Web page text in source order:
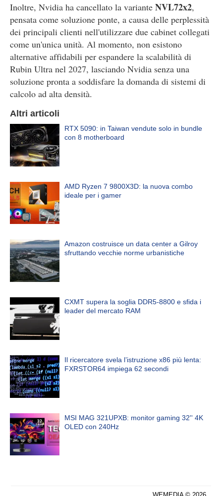
Inoltre, Nvidia ha cancellato la variante NVL72x2,
pensata come soluzione ponte, a causa delle perplessità
dei principali clienti nell'utilizzare due cabinet collegati
come un'unica unità. Al momento, non esistono
alternative affidabili per espandere la scalabilità di
Rubin Ultra nel 2027, lasciando Nvidia senza una
soluzione pronta a soddisfare la domanda di sistemi di
calcolo ad alta densità.
Altri articoli
RTX 5090: in Taiwan vendute solo in bundle
con 8 motherboard
AMD Ryzen 7 9800X3D: la nuova combo
ideale per i gamer
Amazon costruisce un data center a Gilroy
sfruttando vecchie norme urbanistiche
CXMT supera la soglia DDR5-8800 e sfida i
leader del mercato RAM
Il ricercatore svela l’istruzione x86 più lenta:
FXRSTOR64 impiega 62 secondi
MSI MAG 321UPXB: monitor gaming 32'' 4K
OLED con 240Hz